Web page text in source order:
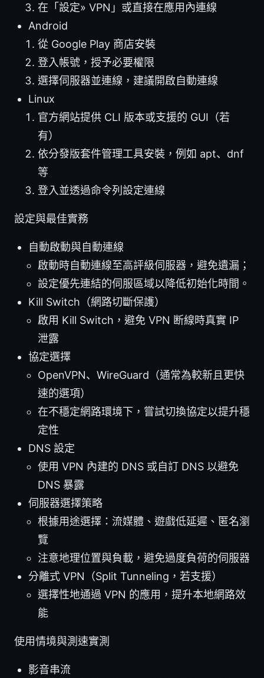
在「設定» VPN」或直接在應用內連線
Android
從 Google Play 商店安裝
登入帳號，授予必要權限
選擇伺服器並連線，建議開啟自動連線
Linux
官方網站提供 CLI 版本或支援的 GUI（若
有）
依分發版套件管理工具安裝，例如 apt、dnf
等
登入並透過命令列設定連線
設定與最佳實務
自動啟動與自動連線
啟動時自動連線至高評級伺服器，避免遺漏；
設定優先連結的伺服區域以降低初始化時間。
Kill Switch（網路切斷保護）
啟用 Kill Switch，避免 VPN 断線時真實 IP
泄露
協定選擇
OpenVPN、WireGuard（通常為較新且更快
速的選項）
在不穩定網路環境下，嘗試切換協定以提升穩
定性
DNS 設定
使用 VPN 內建的 DNS 或自訂 DNS 以避免
DNS 暴露
伺服器選擇策略
根據用途選擇：流媒體、遊戲低延遲、匿名瀏
覽
注意地理位置與負載，避免過度負荷的伺服器
分離式 VPN（Split Tunneling，若支援）
選擇性地通過 VPN 的應用，提升本地網路效
能
使用情境與測速實測
影音串流